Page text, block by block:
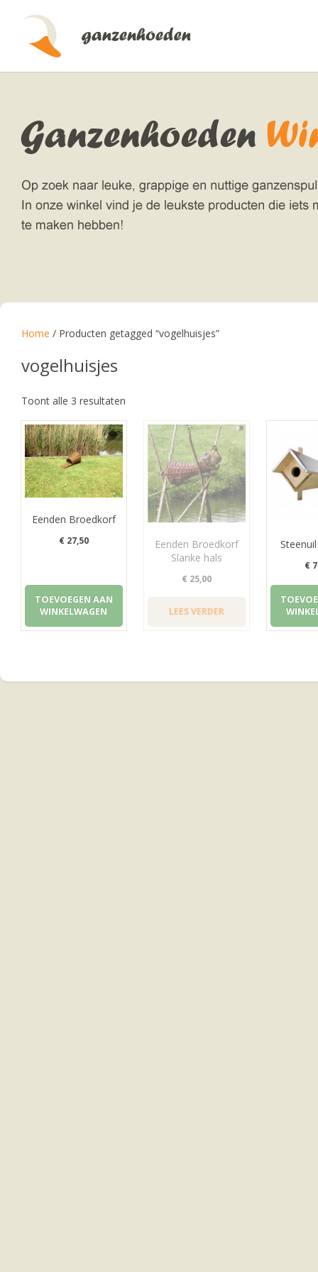
Home / Producten getagged “vogelhuisjes”
vogelhuisjes
Toont alle 3 resultaten
op
populariteit
Eenden Broedkorf
€27,50
TOEVOEGEN AAN
WINKELWAGEN
Eenden Broedkorf
Slanke hals
€ 25,00
LEES VERDER
€